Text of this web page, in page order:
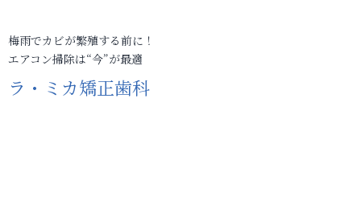
梅雨でカビが繁殖する前に！
エアコン掃除は“今”が最適
ラ・ミカ矯正歯科